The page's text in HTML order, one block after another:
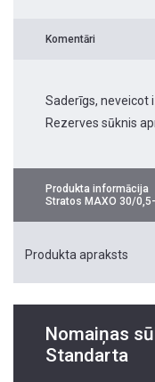
Komentāri
Saderīgs, neveicot
Rezerves sūknis
Produkta informācija
Stratos MAXO 30/
Produkta apraksts
Nomaiņas
Standarta